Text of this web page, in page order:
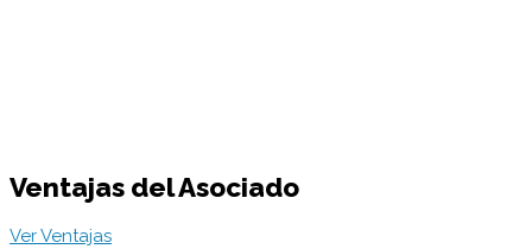
Ventajas delAsociado
Ver Ventajas